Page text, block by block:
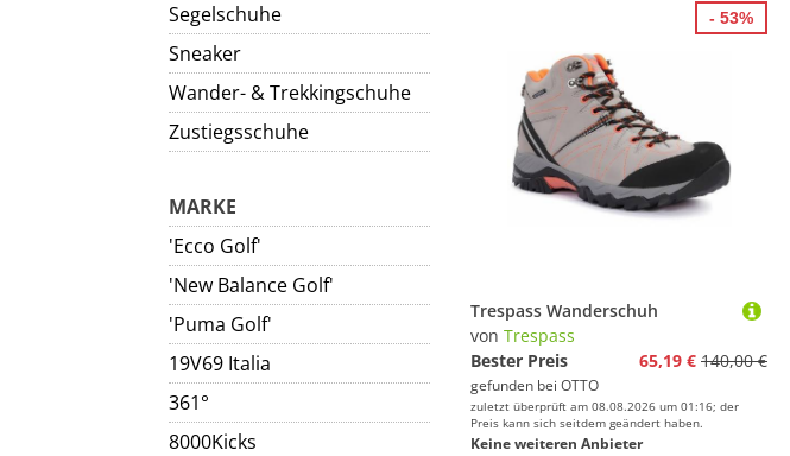
Segelschuhe
Sneaker
Wander- & Trekkingschuhe
Zustiegsschuhe
MARKE
'Ecco Golf'
'New Balance Golf'
'Puma Golf'
19V69 Italia
361°
8000Kicks
Trespass Wanderschuh
von Trespass
Bester Preis
65,19 € 140,00 €
gefunden bei OTTO
zuletzt überprüft am 08.08.2026 um 01:16; der
Preis kann sich seitdem geändert haben.
Keine weiteren Anbieter
- 53%